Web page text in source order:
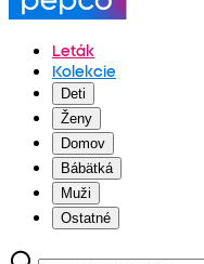
Leták
Kolekcie
Deti
Ženy
Domov
Bábätká
Muži
Ostatné